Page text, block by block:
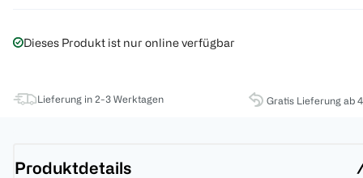
Dieses Produkt ist nur online verfügbar
Lieferung in 2-3 Werktagen Gratis Lieferung ab
Produktdetails